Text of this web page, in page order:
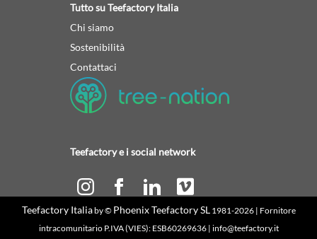
Calcola il tuo preventivo
Tutto su Teefactory Italia
Chi siamo
Sostenibilità
Contattaci
Teefactory e i social network
Teefactory Italiaby © Phoenix Teefactory SL1981-2026 | Fornitore
intracomunitario P.IVA (VIES): ESB60269636 | info@teefactory.it